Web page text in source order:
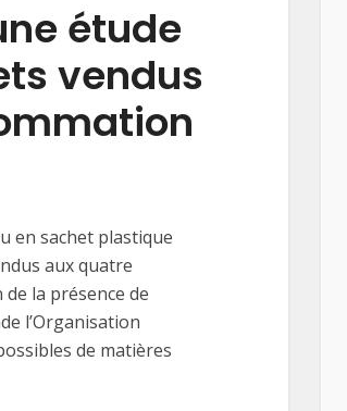
étude
vendus
en sachet plastique
aux quatre
la présence de
l’Organisation
de matières